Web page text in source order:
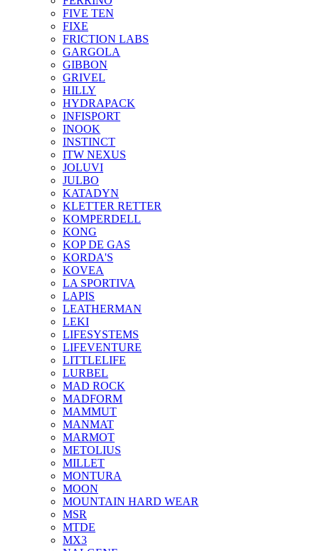
FIVE TEN
FIXE
FRICTION LABS
GARGOLA
GIBBON
GRIVEL
HILLY
HYDRAPACK
INFISPORT
INOOK
INSTINCT
ITW NEXUS
JOLUVI
JULBO
KATADYN
KLETTER RETTER
KOMPERDELL
KONG
KOP DE GAS
KORDA'S
KOVEA
LA SPORTIVA
LAPIS
LEATHERMAN
LEKI
LIFESYSTEMS
LIFEVENTURE
LITTLELIFE
LURBEL
MAD ROCK
MADFORM
MAMMUT
MANMAT
MARMOT
METOLIUS
MILLET
MONTURA
MOON
MOUNTAIN HARD WEAR
MSR
MTDE
MX3